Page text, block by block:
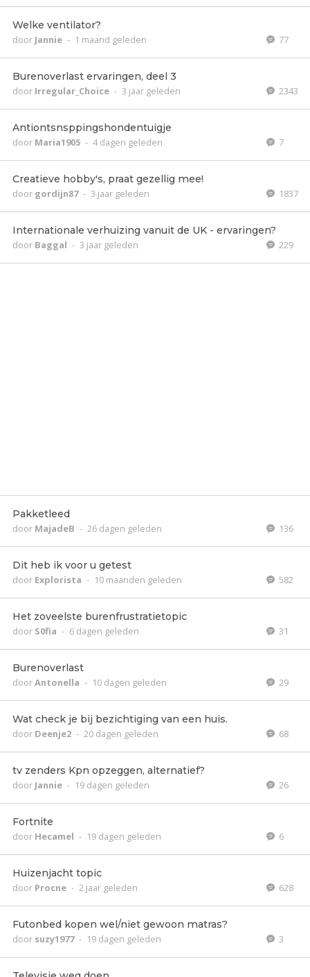
Welke ventilator?
door Jannie - 1 maand geleden 77
Burenoverlast ervaringen, deel 3
door Irregular_Choice - 3 jaar geleden 2343
Antiontsnsppingshondentuigje
door Maria1905 - 4 dagen geleden 7
Creatieve hobby's, praat gezellig mee!
door gordijn87 - 3 jaar geleden 1837
Internationale verhuizing vanuit de UK - ervaringen?
door Baggal - 3 jaar geleden 229
Pakketleed
door MajadeB - 26 dagen geleden 136
Dit heb ik voor u getest
door Explorista - 10 maanden geleden 582
Het zoveelste burenfrustratietopic
door S0fia - 6 dagen geleden 31
Burenoverlast
doorAntonella - 10 dagen geleden 29
Wat check je bij bezichtiging van een huis.
door Deenje2 - 20 dagen geleden 68
tv zenders Kpn opzeggen, alternatief?
door Jannie - 19 dagen geleden 26
Fortnite
door Hecamel - 19 dagen geleden 6
Huizenjacht topic
door Procne - 2 jaar geleden 628
Futonbed kopen wel/niet gewoon matras?
door suzy1977 - 19 dagen geleden 3